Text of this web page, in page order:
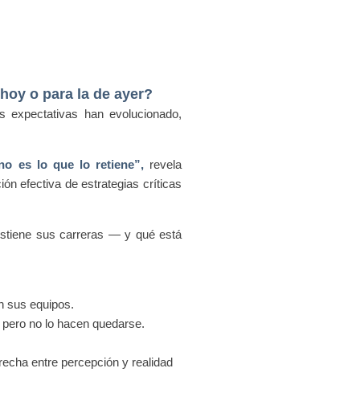
o para la de ayer?
han evolucionado,
es lo que lo retiene”,revela
efectiva de estrategias críticas
sus carreras — y qué está
sus equipos.
no lo hacen quedarse.
entre percepción y realidad